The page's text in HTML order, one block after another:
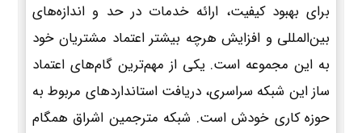
برای بهبود کیفیت، ارائه خدمات در حد و اندازه‌های
بین‌المللی و افزایش هرچه بیشتر اعتماد مشتریان خود
به این مجموعه است. یکی از مهم‌ترین گام‌های اعتماد
ساز این شبکه سراسری، دریافت استانداردهای مربوط به
حوزه کاری خودش است. شبکه مترجمین اشراق همگام